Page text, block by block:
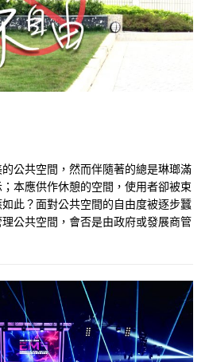
公共空間，然而伴隨著的總是琳瑯滿
本應供作休憩的空間，使用者卻被束
此？面對公共空間的自由度被逐步蠶
公共空間，會否是由政府或發展商管